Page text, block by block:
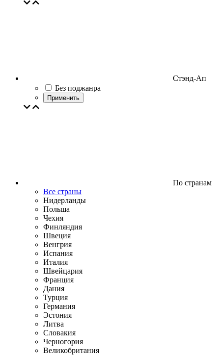
Стэнд-Ап
Без поджанра
Применить
По странам
Все страны
Нидерланды
Польша
Чехия
Финляндия
Швеция
Венгрия
Испания
Италия
Швейцария
Франция
Дания
Турция
Германия
Эстония
Литва
Словакия
Черногория
Великобритания